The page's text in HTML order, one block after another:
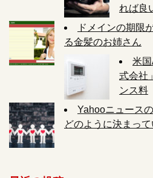
れば良
ドメインの期限
る金髪のお姉さん
米
式会社
ンス料
Yahooニュース
どのように決まって